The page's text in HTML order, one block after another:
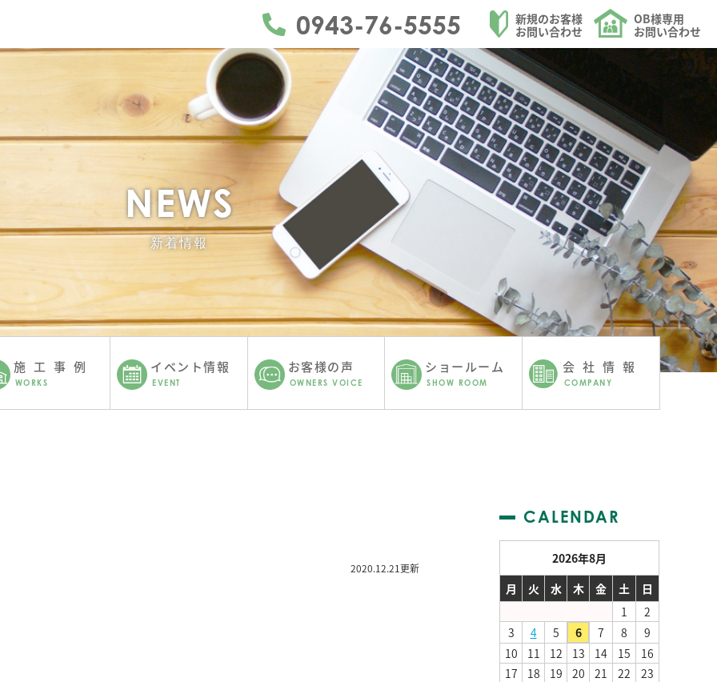
うきは市・久留米市・朝倉市・日田市を中心にリフォームを請け負う大和ハウジングの施工事例を更新しました。のペー
0943-76-5555
新規のお客様
お問い合わせ
OB様専用
お問い合わせ
施工事例
WORKS
イベント情報
EVENT
お客様の声
OWNERS VOICE
ショールーム
SHOW ROOM
会社情報
COMPANY
NEWS
新着情報
2020.12.21更新
CALENDAR
2026年8月
月
火 水 木 金 土
日
1
2
3
4 5 6 7 8
9
10
11 12 13 14 15
16
17
18 19 20 21 22
23